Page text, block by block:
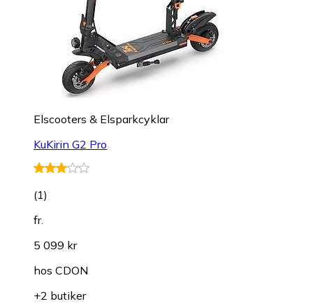
Elscooters & Elsparkcyklar
KuKirin G2 Pro
(1)
fr.
5 099 kr
hos CDON
+2 butiker